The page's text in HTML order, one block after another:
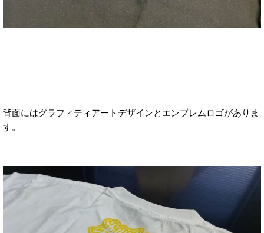
背面にはグラフィティアートデザインとエンブレムロゴがありま
す。